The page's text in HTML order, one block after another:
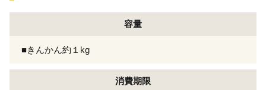
容量
■きんかん約１kg
消費期限